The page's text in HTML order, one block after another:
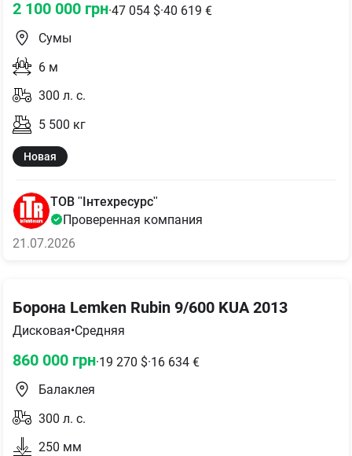
2 100 000 грн·47 054 $·40 619 €
Сумы
6 м
300 л. с.
5 500 кг
Новая
ТОВ "Інтехресурс"
Проверенная компания
21.07.2026
Борона Lemken Rubin 9/600 KUA 2013
Дисковая•Средняя
860 000 грн·19 270 $·16 634 €
Балаклея
300 л. с.
250 мм